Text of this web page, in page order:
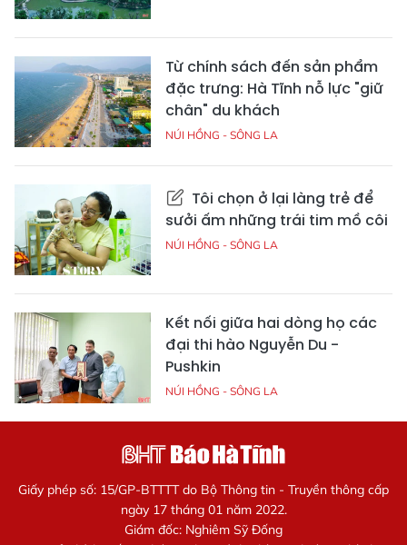
Từ chính sách đến sản phẩm
đặc trưng: Hà Tĩnh nỗ lực "giữ
chân" du khách
NÚI HỒNG - SÔNG LA
Tôi chọn ở lại làng trẻ để
sưởi ấm những trái tim mồ côi
NÚI HỒNG - SÔNG LA
Kết nối giữa hai dòng họ các
đại thi hào Nguyễn Du -
Pushkin
NÚI HỒNG - SÔNG LA
Giấy phép số: 15/GP-BTTTT do Bộ Thông tin - Truyền thông cấp
ngày 17 tháng 01 năm 2022.
Giám đốc: Nghiêm Sỹ Đống